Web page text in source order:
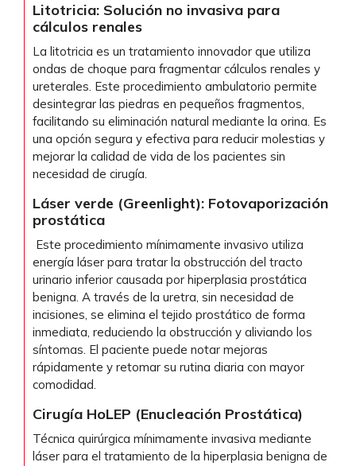
Litotricia: Solución no invasiva para
cálculos renales
La litotricia es un tratamiento innovador que utiliza
ondas de choque para fragmentar cálculos renales y
ureterales. Este procedimiento ambulatorio permite
desintegrar las piedras en pequeños fragmentos,
facilitando su eliminación natural mediante la orina. Es
una opción segura y efectiva para reducir molestias y
mejorar la calidad de vida de los pacientes sin
necesidad de cirugía.
Láser verde (Greenlight): Fotovaporización
prostática
Este procedimiento mínimamente invasivo utiliza
energía láser para tratar la obstrucción del tracto
urinario inferior causada por hiperplasia prostática
benigna. A través de la uretra, sin necesidad de
incisiones, se elimina el tejido prostático de forma
inmediata, reduciendo la obstrucción y aliviando los
síntomas. El paciente puede notar mejoras
rápidamente y retomar su rutina diaria con mayor
comodidad.
Cirugía HoLEP (Enucleación Prostática)
Técnica quirúrgica mínimamente invasiva mediante
láser para el tratamiento de la hiperplasia benigna de